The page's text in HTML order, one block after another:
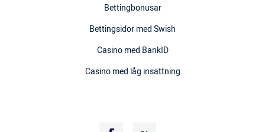
Bettingbonusar
Bettingsidor med Swish
Casino med BankID
Casino med låg insättning